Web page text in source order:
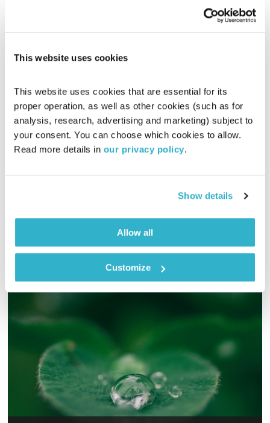
This website uses cookies
This website uses cookies that are essential for its
proper operation, as well as other cookies (such as for
analysis, research, advertising and marketing) subject to
your consent. You can choose which cookies to allow.
Read more details in our privacy policy.
Show details
Allow all
Customize
מנועים קדימה – 1.2.22
מנועים קדימה
גלית גורא-עיני
של גלית גורא-עיני
אודיו